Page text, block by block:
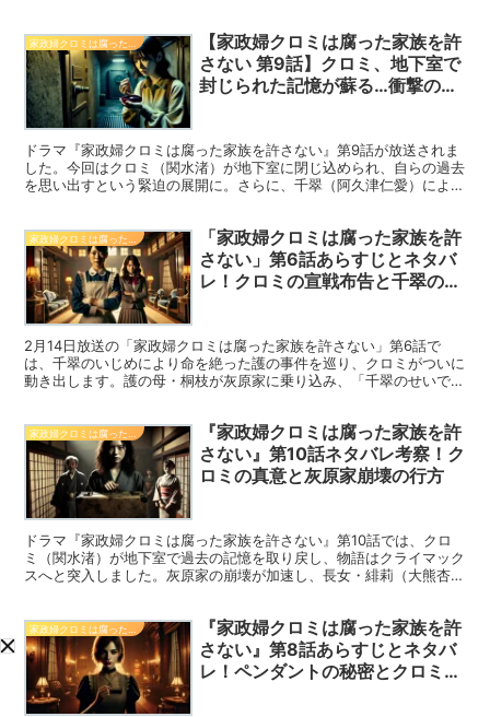
【家政婦クロミは腐った家族を許
さない 第9話】クロミ、地下室で
封じられた記憶が蘇る…衝撃の展
ドラマ『家政婦クロミは腐った家族を許さない』第9話が放送されま
した。今回はクロミ（関水渚）が地下室に閉じ込められ、自らの過去
を思い出すという緊迫の展開に。さらに、千翠（阿久津仁愛）による
ついて考察します。
「家政婦クロミは腐った家族を許
さない」第6話あらすじとネタバ
レ！クロミの宣戦布告と千翠の歪
2月14日放送の「家政婦クロミは腐った家族を許さない」第6話で
は、千翠のいじめにより命を絶った護の事件を巡り、クロミがついに
動き出します。護の母・桐枝が灰原家に乗り込み、「千翠のせいで息
すのか？驚きの展開が待ち受ける第6話のあらすじとネタバレを詳し
く解説します。
家政婦クロミは腐った家族を許さない
『家政婦クロミは腐った家族を許
さない』第10話ネタバレ考察！ク
ロミの真意と灰原家崩壊の行方
ドラマ『家政婦クロミは腐った家族を許さない』第10話では、クロ
ミ（関水渚）が地下室で過去の記憶を取り戻し、物語はクライマック
スへと突入しました。灰原家の崩壊が加速し、長女・緋莉（大熊杏
して、「始まりましたね、家族の共食いが」という衝撃のセリフの意
味とは？本記事では、第10話のあらすじ・ネタバレを詳しく解説
し、クロミの真意や灰原家の崩壊について考察していきます。
『家政婦クロミは腐った家族を許
さない』第8話あらすじとネタバ
レ！ペンダントの秘密とクロミの